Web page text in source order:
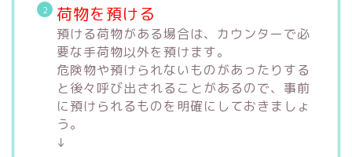
荷物を預ける
預ける荷物がある場合は、カウンターで必
要な手荷物以外を預けます。
危険物や預けられないものがあったりする
と後々呼び出されることがあるので、事前
に預けられるものを明確にしておきましょ
う。
↓